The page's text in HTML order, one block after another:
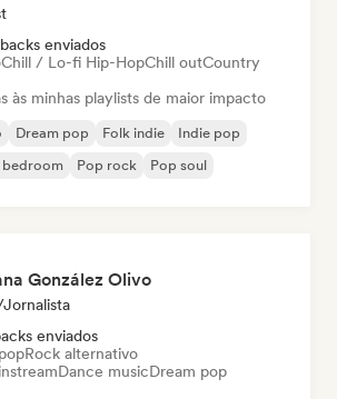
enviados
Chill / Lo-fi Hip-HopChill outCountry
às minhas playlists de maior impacto
Dream pop Folk indie
Indie pop
bedroom Pop rock Pop soul
González Olivo
enviados
Rock alternativo
Dance musicDream pop